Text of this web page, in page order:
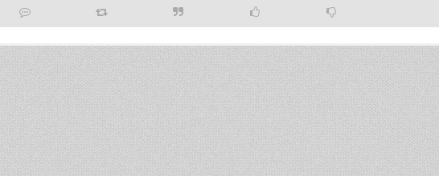
Alex Serra music. In the Real World, Trance Life
Alex Serra